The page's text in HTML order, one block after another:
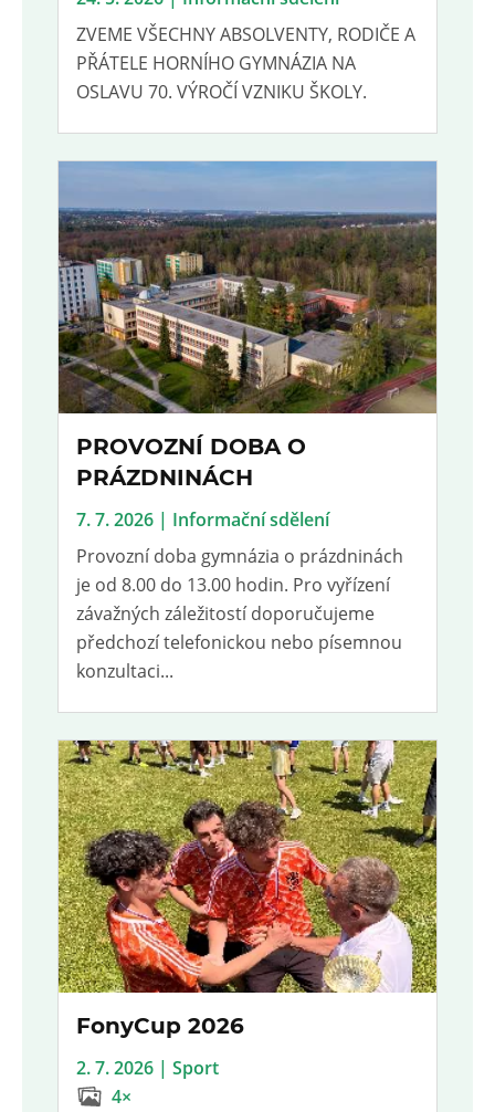
ZVEME VŠECHNY ABSOLVENTY, RODIČE A
PŘÁTELE HORNÍHO GYMNÁZIA NA
OSLAVU 70. VÝROČÍ VZNIKU ŠKOLY.
PROVOZNÍ DOBA O
PRÁZDNINÁCH
7. 7. 2026 | Informační sdělení
Provozní doba gymnázia o prázdninách
je od 8.00 do 13.00 hodin. Pro vyřízení
závažných záležitostí doporučujeme
předchozí telefonickou nebo písemnou
konzultaci...
FonyCup 2026
2. 7. 2026 | Sport
4×